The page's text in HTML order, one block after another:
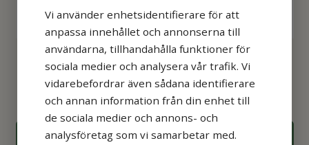
Vi använder enhetsidentifierare för att
anpassa innehållet och annonserna till
användarna, tillhandahålla funktioner för
sociala medier och analysera vår trafik. Vi
vidarebefordrar även sådana identifierare
och annan information från din enhet till
de sociala medier och annons- och
analysföretag som vi samarbetar med.
vuxenläge med enkelt knapptryck,
analys under pågående hjärt-
lungräddning, IP 55-klassad, mm. Lätt
för alla att använda, med tydlig
röstvägledning och automatiska
självtester.
First responder Kit
Innehåller pocketmask med ventil och
Hjärtstartarpaket
Lifepak CR2 med
väggfäste
19 863 kr
KÖP
Hjärtstartarpaket Philips
HS1 med väska och
väggfä
14 613 kr 14 860 kr
KÖP